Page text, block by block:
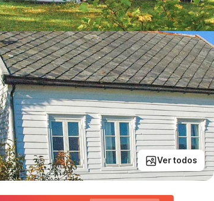
Ver todos